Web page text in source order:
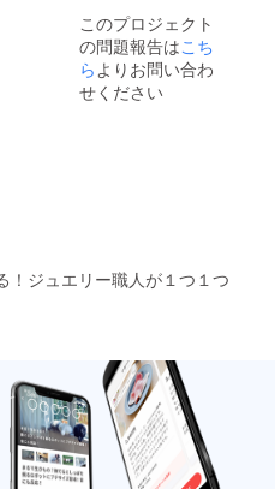
は、色
合い、
大きさ
や形に
若干の
このプロジェクト
の問題報告はこち
ら よりお問い合わ
せください
！ジュエリー職人が１つ１つ